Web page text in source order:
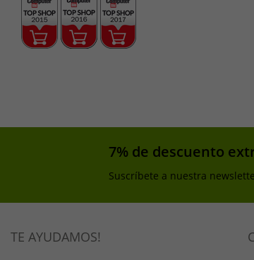
7% de descuento
Suscríbete a nuestra
TE AYUDAMOS!